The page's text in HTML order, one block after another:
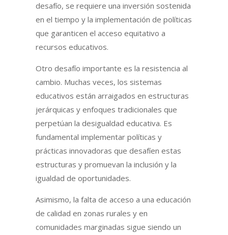
desafío, se requiere una inversión sostenida
en el tiempo y la implementación de políticas
que garanticen el acceso equitativo a
recursos educativos.
Otro desafío importante es la resistencia al
cambio. Muchas veces, los sistemas
educativos están arraigados en estructuras
jerárquicas y enfoques tradicionales que
perpetúan la desigualdad educativa. Es
fundamental implementar políticas y
prácticas innovadoras que desafíen estas
estructuras y promuevan la inclusión y la
igualdad de oportunidades.
Asimismo, la falta de acceso a una educación
de calidad en zonas rurales y en
comunidades marginadas sigue siendo un